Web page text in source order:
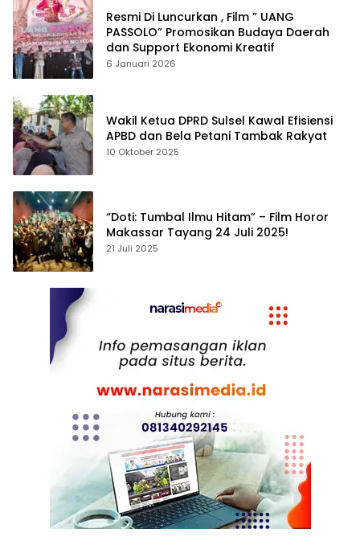
Resmi Di Luncurkan , Film ” UANG
PASSOLO” Promosikan Budaya Daerah
dan Support Ekonomi Kreatif
6 Januari 2026
Wakil Ketua DPRD Sulsel Kawal Efisiensi
APBD dan Bela Petani Tambak Rakyat
10 Oktober 2025
“Doti: Tumbal Ilmu Hitam” – Film Horor
Makassar Tayang 24 Juli 2025!
21 Juli 2025